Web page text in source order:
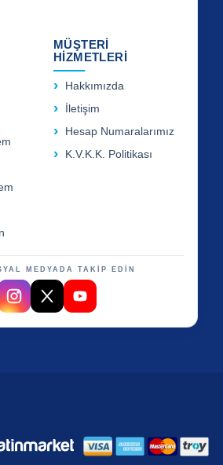
MÜŞTERİ
HİZMETLERİ
Hakkımızda
İletişim
Hesap Numaralarımız
K.V.K.K. Politikası
MEDYADA TAKİP EDİN